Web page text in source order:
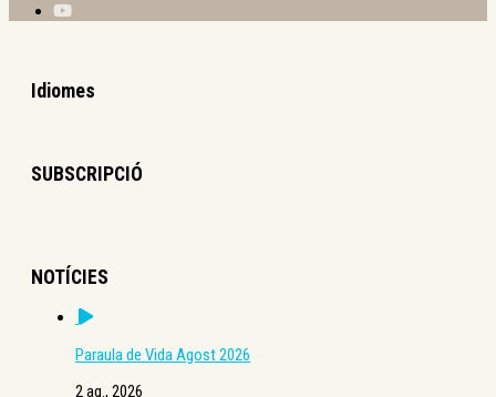
Idiomes
SUBSCRIPCIÓ
NOTÍCIES
Paraula de Vida Agost 2026
2 ag., 2026